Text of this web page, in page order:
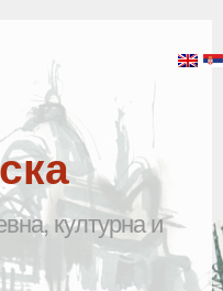
културна и